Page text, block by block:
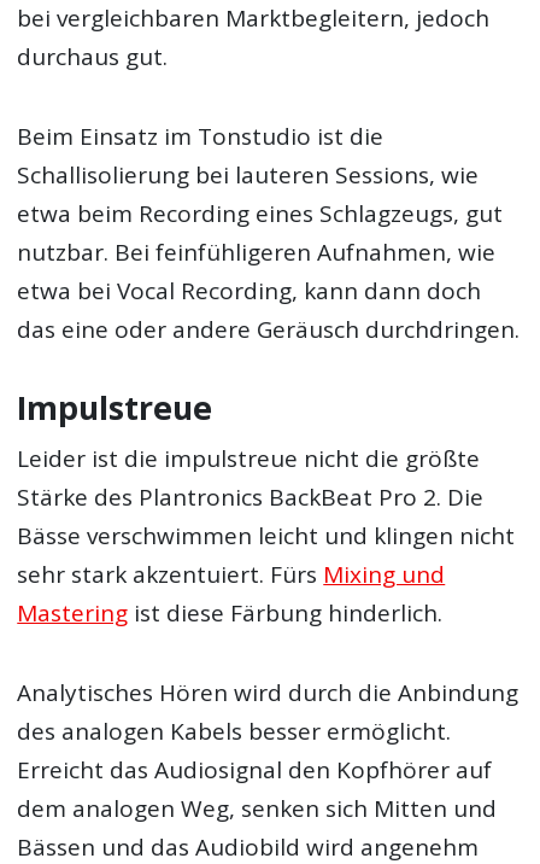
bei vergleichbaren Marktbegleitern, jedoch
durchaus gut.
Beim Einsatz im Tonstudio ist die
Schallisolierung bei lauteren Sessions, wie
etwa beim Recording eines Schlagzeugs, gut
nutzbar. Bei feinfühligeren Aufnahmen, wie
etwa bei Vocal Recording, kann dann doch
das eine oder andere Geräusch durchdringen.
Impulstreue
Leider ist die impulstreue nicht die größte
Stärke des Plantronics BackBeat Pro 2. Die
Bässe verschwimmen leicht und klingen nicht
sehr stark akzentuiert. Fürs Mixing und
Mastering ist diese Färbung hinderlich.
Analytisches Hören wird durch die Anbindung
des analogen Kabels besser ermöglicht.
Erreicht das Audiosignal den Kopfhörer auf
dem analogen Weg, senken sich Mitten und
Bässen und das Audiobild wird angenehm